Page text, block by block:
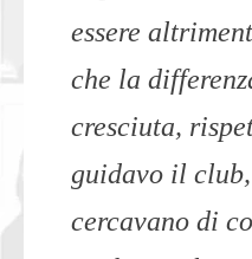
essere
che la
cresciuta,
guidavo il
cercavano di